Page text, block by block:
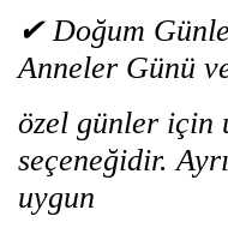
✔ Doğum
Anneler Günü
özel günler için
seçeneğidir.
uygun